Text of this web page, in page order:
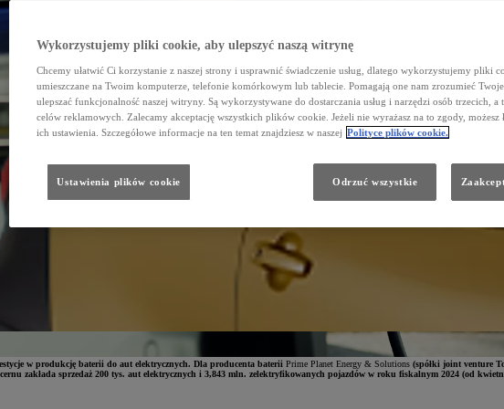
w produkcję baterii do aut elektrycznych. Dla producenta baterii Prime Planet Energy & Solutions (spółki joint venture
zakłada sprzedaż 200 tys. aut elektrycznych i 3,843 mln. zelektryfikowanych pojazdów w roku fiskalnym 2024 (od
Wykorzystujemy pliki cookie, aby ulepszyć naszą witrynę
Chcemy ułatwić Ci korzystanie z naszej strony i usprawnić świadczenie usług, dlatego wykorzystujemy pliki
umieszczane na Twoim komputerze, telefonie komórkowym lub tablecie. Pomagają one nam zrozumieć
ulepszać funkcjonalność naszej witryny. Są wykorzystywane do dostarczania usług i narzędzi osób trzecich, a
celów reklamowych. Zalecamy akceptację wszystkich plików cookie. Jeżeli nie wyrażasz na to zgody, możesz
ich ustawienia. Szczegółowe informacje na ten temat znajdziesz w naszej Polityce plików cookie.
Ustawienia plików cookie Odrzuć wszystkie